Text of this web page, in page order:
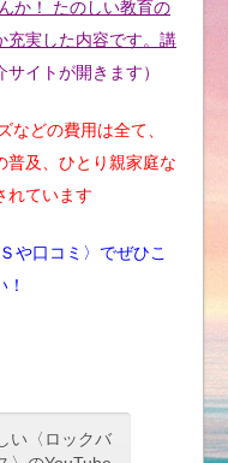
か！ たのしい教育の
充実した内容です。講
サイトが開きます）
どの費用は全て、
普及、ひとり親家庭な
れています
や口コミ〉でぜひこ
い〈ロックバ